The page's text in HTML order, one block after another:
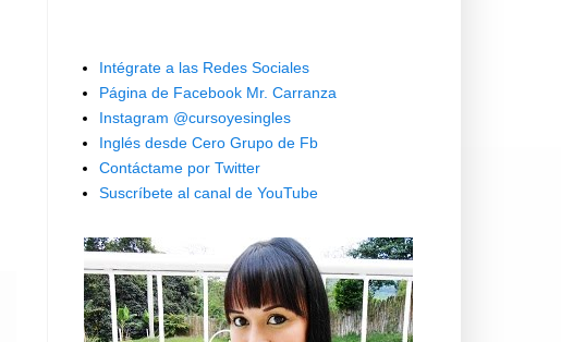
Intégrate a las Redes Sociales
Página de Facebook Mr. Carranza
Instagram @cursoyesingles
Inglés desde Cero Grupo de Fb
Contáctame por Twitter
Suscríbete al canal de YouTube